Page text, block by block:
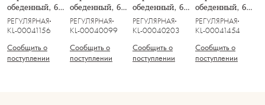
обеденный, 6
перс, 27 пр,
Бабочки
РЕГУЛЯРНАЯ
KL-00041156
Сообщить о
поступлении
обеденный, 6
перс, 26 пр,
Эдем
РЕГУЛЯРНАЯ
KL-00040099
Сообщить о
поступлении
обеденный, 6
перс, 26 пр,
Триумф
РЕГУЛЯРНАЯ
KL-00040203
Сообщить о
поступлении
обеденный, 6
перс, 26 пр,
Аурелия
РЕГУЛЯРНАЯ
KL-00041454
Сообщить о
поступлении